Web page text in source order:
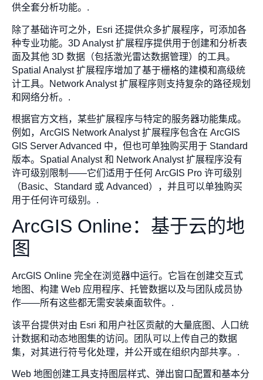
供全套分析功能。.
除了基础许可之外，Esri 还提供众多扩展程序，可添加各
种专业功能。3D Analyst 扩展程序提供用于创建和分析表
面及其他 3D 数据（包括激光雷达数据管理）的工具。
Spatial Analyst 扩展程序增加了基于栅格的建模和高级统
计工具。Network Analyst 扩展程序则支持复杂的路径规划
和网络分析。.
根据官方文档，某些扩展程序与特定的服务器功能集成。
例如，ArcGIS Network Analyst 扩展程序包含在 ArcGIS
GIS Server Advanced 中，但也可单独购买用于 Standard
版本。Spatial Analyst 和 Network Analyst 扩展程序没有
许可级别限制——它们适用于任何 ArcGIS Pro 许可级别
（Basic、Standard 或 Advanced），并且可以单独购买
用于任何许可级别。.
ArcGIS Online：基于云的地
图
ArcGIS Online 完全在浏览器中运行。它旨在创建交互式
地图、构建 Web 应用程序、托管数据以及与团队成员协
作——所有这些都无需安装桌面软件。.
该平台提供对由 Esri 和用户社区贡献的大量底图、人口统
计数据和动态地图集的访问。团队可以上传自己的数据
集，对其进行符号化处理，并公开或在组织内部共享。.
Web 地图创建工具支持图层样式、弹出窗口配置和基本分